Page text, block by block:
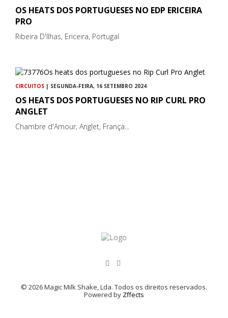
OS HEATS DOS PORTUGUESES NO EDP ERICEIRA
PRO
Ribeira D'Ilhas, Ericeira, Portugal
CIRCUITOS | SEGUNDA-FEIRA, 16 SETEMBRO 2024
OS HEATS DOS PORTUGUESES NO RIP CURL PRO
ANGLET
Chambre d'Amour, Anglet, França...
© 2026 Magic Milk Shake, Lda. Todos os direitos reservados.
Powered by Zffects